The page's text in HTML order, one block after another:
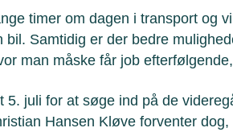
timer om dagen i transport og
bil. Samtidig er der bedre
man måske får job
5. juli for at søge ind på de
Hansen Kløve forventer